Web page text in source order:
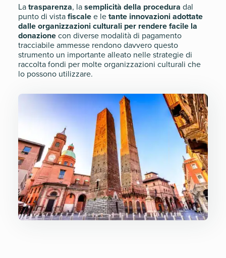
Latrasparenza, lasemplicità della procedura dal
punto di vistafiscalee letante innovazioni adottate
dalle organizzazioni culturali per rendere facile la
donazionecon diverse modalità di pagamento
tracciabile ammesse rendono davvero questo
strumento un importante alleato nelle strategie di
raccolta fondi per molte organizzazioni culturali che
lo possono utilizzare.